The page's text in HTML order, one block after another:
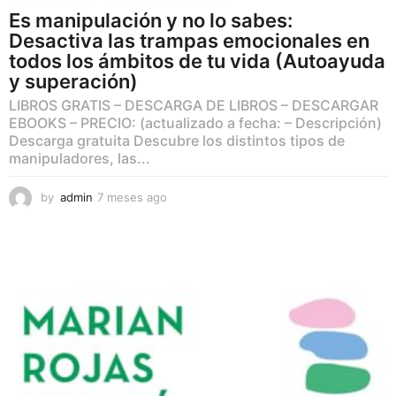
Es manipulación y no lo sabes:
Desactiva las trampas emocionales en
todos los ámbitos de tu vida (Autoayuda
y superación)
LIBROS GRATIS – DESCARGA DE LIBROS – DESCARGAR
EBOOKS – PRECIO: (actualizado a fecha: – Descripción)
Descarga gratuita Descubre los distintos tipos de
manipuladores, las...
by admin 7 meses ago
g
o